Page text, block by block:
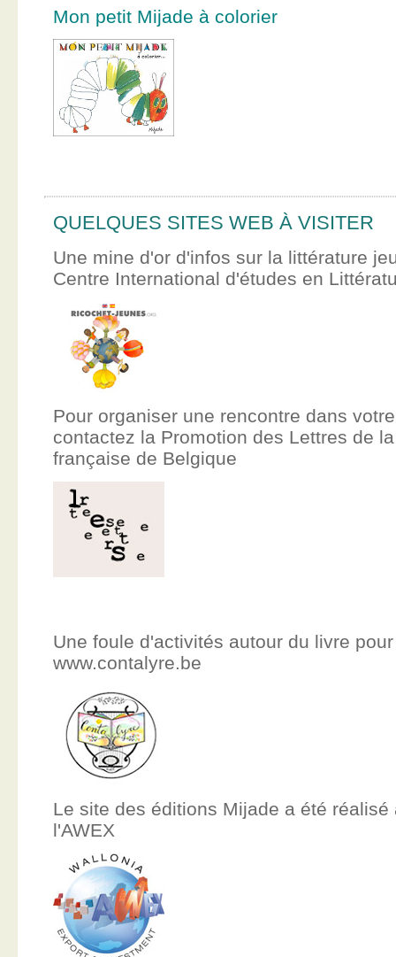
Mon petit Mijade à colorier
QUELQUES SITES WEB À VISITER
Une mine d'or d'infos sur la littérature
Centre International d'études en
Pour organiser une rencontre dans
contactez la Promotion des Lettres de
française de Belgique
Une foule d'activités autour du livre
www.contalyre.be
Le site des éditions Mijade a été réalisé
l'AWEX